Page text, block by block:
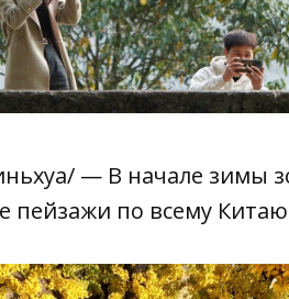
— В начале зимы
пейзажи по всему